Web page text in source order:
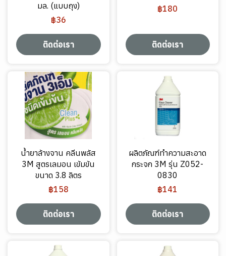
มล. (แบบถุง)
฿36
ติดต่อเรา
฿180
ติดต่อเรา
น้ำยาล้างจาน คลีนพลัส
3M สูตรเลมอน เข้มข้น
ขนาด 3.8 ลิตร
฿158
ติดต่อเรา
ผลิตภัณฑ์ทำความสะอาด
กระจก 3M รุ่น Z052-
0830
฿141
ติดต่อเรา